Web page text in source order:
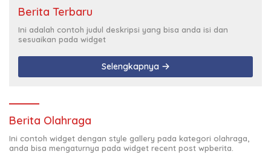
Berita Terbaru
Ini adalah contoh judul deskripsi yang bisa anda isi dan
sesuaikan pada widget
Selengkapnya
Berita Olahraga
Ini contoh widget dengan style gallery pada kategori olahraga,
anda bisa mengaturnya pada widget recent post wpberita.